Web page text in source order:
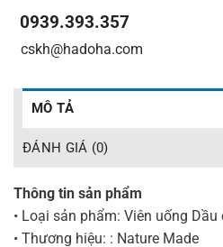
0939.393.357
cskh@hadoha.com
MÔ TẢ
ĐÁNH GIÁ (0)
Thông tin sản phẩm
• Loại sản phẩm: Viên uống Dầu
• Thương hiệu: : Nature Made